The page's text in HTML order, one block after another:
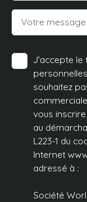
Votre message
J'accepte le
souhaitez
vous
au
L223-1 du
Internet
adressé à :
Société